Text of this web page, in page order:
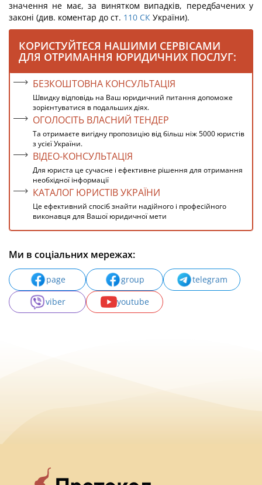
значення не має, за винятком випадків, передбачених у
законі (див. коментар до ст. 110 СК України).
КОРИСТУЙТЕСЯ НАШИМИ СЕРВІСАМИ
ДЛЯ ОТРИМАННЯ ЮРИДИЧНИХ ПОСЛУГ:
БЕЗКОШТОВНА КОНСУЛЬТАЦІЯ
Швидку відповідь на Ваш юридичний питання допоможе
зорієнтуватися в подальших діях.
ОГОЛОСІТЬ ВЛАСНИЙ ТЕНДЕР
Та отримаєте вигідну пропозицію від більш ніж 5000 юристів
з усієї України.
ВІДЕО-КОНСУЛЬТАЦІЯ
Для юриста це сучасне і ефективне рішення для отримання
необхідної інформації
КАТАЛОГ ЮРИСТІВ УКРАЇНИ
Це ефективний спосіб знайти надійного і професійного
виконавця для Вашої юридичної мети
Ми в соціальних мережах:
page group
telegram
viber
youtube